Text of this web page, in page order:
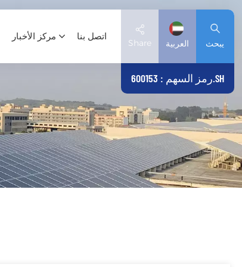
مركز الأخبار اتصل بنا
Share العربية
English
Deutsch
español
日本語
يبحث
رمز السهم : 600153.SH